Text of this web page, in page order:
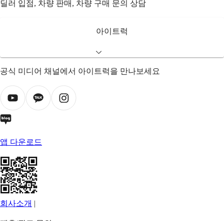
딜러 입점, 차량 판매, 차량 구매 문의 상담
아이트럭
공식 미디어 채널에서 아이트럭을 만나보세요
앱 다운로드
회사소개 |